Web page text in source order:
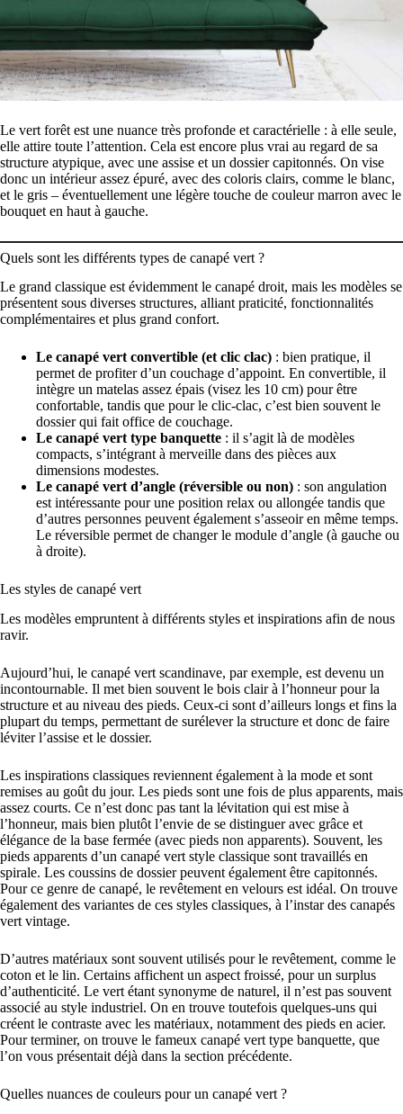
Le vert forêt est une nuance très profonde et caractérielle : à elle seule,
elle attire toute l’attention. Cela est encore plus vrai au regard de sa
structure atypique, avec une assise et un dossier capitonnés. On vise
donc un intérieur assez épuré, avec des coloris clairs, comme le blanc,
et le gris – éventuellement une légère touche de couleur marron avec le
bouquet en haut à gauche.
Quels sont les différents types de canapé vert ?
Le grand classique est évidemment le canapé droit, mais les modèles se
présentent sous diverses structures, alliant praticité, fonctionnalités
complémentaires et plus grand confort.
Le canapé vert convertible (et clic clac) : bien pratique, il
permet de profiter d’un couchage d’appoint. En convertible, il
intègre un matelas assez épais (visez les 10 cm) pour être
confortable, tandis que pour le clic-clac, c’est bien souvent le
dossier qui fait office de couchage.
Le canapé vert type banquette : il s’agit là de modèles
compacts, s’intégrant à merveille dans des pièces aux
dimensions modestes.
Le canapé vert d’angle (réversible ou non) : son angulation
est intéressante pour une position relax ou allongée tandis que
d’autres personnes peuvent également s’asseoir en même temps.
Le réversible permet de changer le module d’angle (à gauche ou
à droite).
Les styles de canapé vert
Les modèles empruntent à différents styles et inspirations afin de nous
ravir.
Aujourd’hui, le canapé vert scandinave, par exemple, est devenu un
incontournable. Il met bien souvent le bois clair à l’honneur pour la
structure et au niveau des pieds. Ceux-ci sont d’ailleurs longs et fins la
plupart du temps, permettant de surélever la structure et donc de faire
léviter l’assise et le dossier.
Les inspirations classiques reviennent également à la mode et sont
remises au goût du jour. Les pieds sont une fois de plus apparents, mais
assez courts. Ce n’est donc pas tant la lévitation qui est mise à
l’honneur, mais bien plutôt l’envie de se distinguer avec grâce et
élégance de la base fermée (avec pieds non apparents). Souvent, les
pieds apparents d’un canapé vert style classique sont travaillés en
spirale. Les coussins de dossier peuvent également être capitonnés.
Pour ce genre de canapé, le revêtement en velours est idéal. On trouve
également des variantes de ces styles classiques, à l’instar des canapés
vert vintage.
D’autres matériaux sont souvent utilisés pour le revêtement, comme le
coton et le lin. Certains affichent un aspect froissé, pour un surplus
d’authenticité. Le vert étant synonyme de naturel, il n’est pas souvent
associé au style industriel. On en trouve toutefois quelques-uns qui
créent le contraste avec les matériaux, notamment des pieds en acier.
Pour terminer, on trouve le fameux canapé vert type banquette, que
l’on vous présentait déjà dans la section précédente.
Quelles nuances de couleurs pour un canapé vert ?